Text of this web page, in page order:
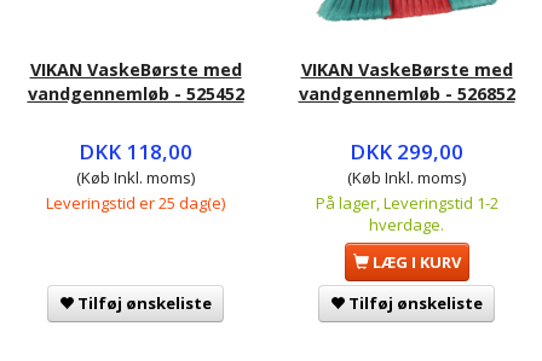
VIKAN VaskeBørste med
vandgennemløb - 525452
DKK 118,00
(Køb Inkl. moms)
Leveringstid er 25 dag(e)
Tilføj ønskeliste
VIKAN VaskeBørste med
vandgennemløb - 526852
DKK 299,00
(Køb Inkl. moms)
På lager, Leveringstid 1-2
hverdage.
LÆG I KURV
Tilføj ønskeliste